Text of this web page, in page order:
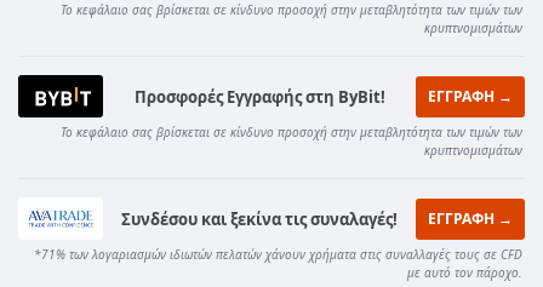
Το κεφάλαιο σας βρίσκεται σε κίνδυνο προσοχή στην μεταβλητότητα των τιμών των
κρυπτνομισμάτων
Προσφορές Εγγραφής στη ByBit! ΕΓΓΡΑΦΗ →
Το κεφάλαιο σας βρίσκεται σε κίνδυνο προσοχή στην μεταβλητότητα των τιμών των
κρυπτνομισμάτων
Συνδέσου και ξεκίνα τις συναλαγές! ΕΓΓΡΑΦΗ →
*71% των λογαριασμών ιδιωτών πελατών χάνουν χρήματα στις συναλλαγές τους σε CFD
με αυτό τον πάροχο.